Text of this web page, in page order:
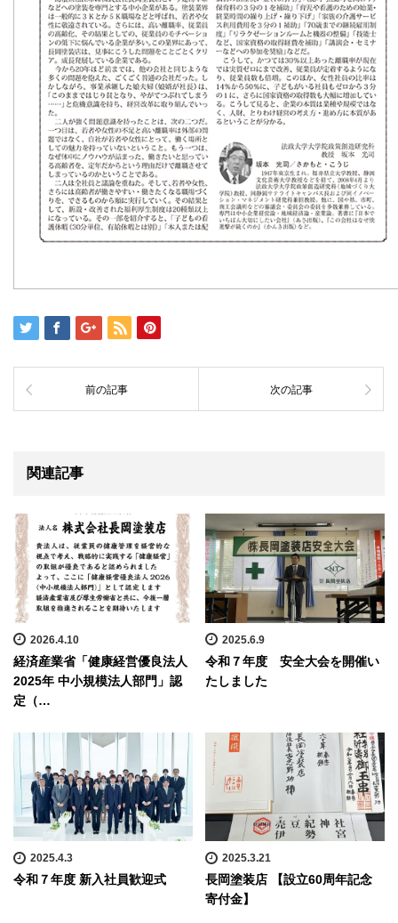
前の記事 次の記事
関連記事
2026.4.10
経済産業省「健康経営優良法人
2025年 中小規模法人部門」認
定（…
2025.6.9
令和７年度 安全大会を開催い
たしました
2025.4.3
令和７年度 新入社員歓迎式
2025.3.21
長岡塗装店 【設立60周年記念
寄付金】